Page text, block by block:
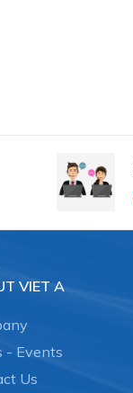
VIET A
- Events
Us